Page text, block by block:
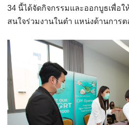
34 นี้ได้จัดกิจกรรมและออกบูธเพื่อ
สนใจร่วมงานในตำ แหน่งด้านการ